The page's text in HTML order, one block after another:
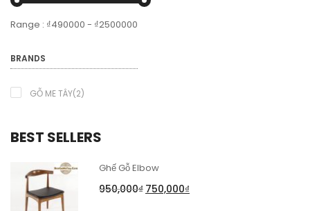
Range : ₫490000 - ₫2500000
BRANDS
GỖ ME TÂY(2)
BEST SELLERS
Ghế Gỗ Elbow
950,000₫ 750,000₫